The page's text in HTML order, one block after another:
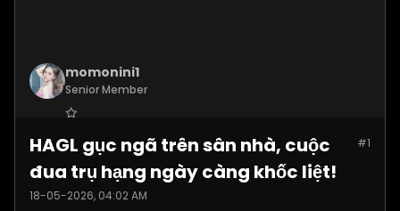
momonini1
Senior Member
Posts:5399 #1
HAGL gục ngã trên sân nhà, cuộc
đua trụ hạng ngày càng khốc liệt!
18-05-2026, 04:02 AM